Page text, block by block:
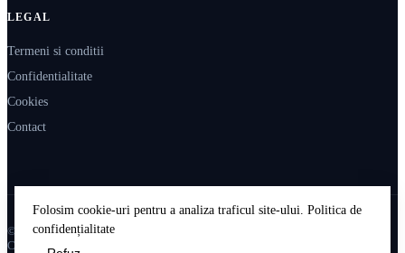
LEGAL
Termeni si conditii
Confidentialitate
Cookies
Contact
© 2026 IsoPedia. Resurse educaționale independente.
Construit în România 🇷🇴
Folosim cookie-uri pentru a analiza traficul site-ului. Politica de
confidențialitate